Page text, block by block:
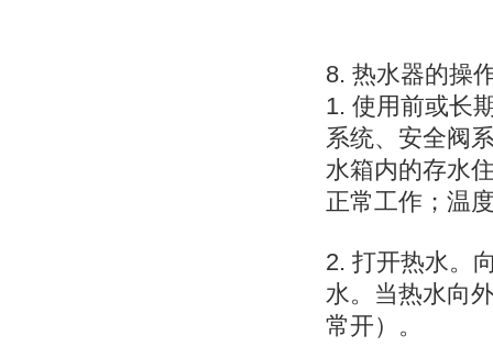
8. 热水器的操
1. 使用前或长
系统、安全阀
水箱内的存水
正常工作；温
2. 打开热水。
水。当热水向
常开）。